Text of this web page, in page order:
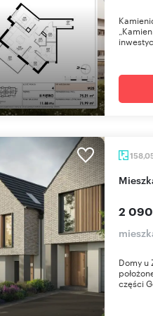
2
Domy u
części